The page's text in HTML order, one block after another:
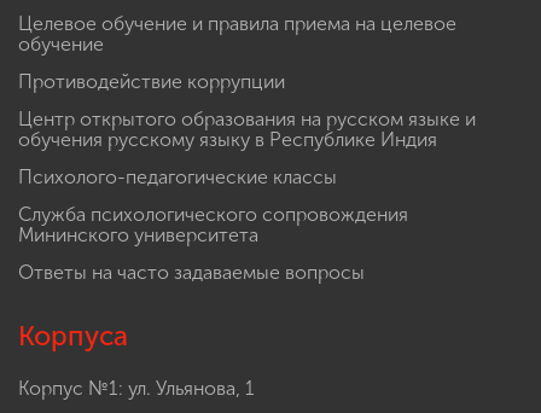
Целевое обучение и правила приема на целевое
обучение
Противодействие коррупции
Центр открытого образования на русском языке и
обучения русскому языку в Республике Индия
Психолого-педагогические классы
Служба психологического сопровождения
Мининского университета
Ответы на часто задаваемые вопросы
Корпуса
Корпус №1: ул. Ульянова, 1